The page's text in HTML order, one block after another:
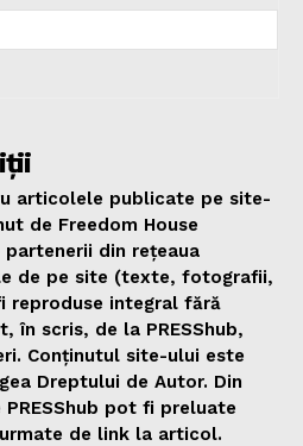
articolele publicate pe site-
de Freedom House
partenerii din rețeaua
de pe site (texte, fotografii,
reproduse integral fără
în scris, de la PRESShub,
Conținutul site-ului este
Dreptului de Autor. Din
pot fi preluate
de link la articol.